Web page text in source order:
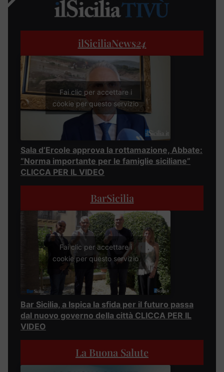
ilSiciliaNews24
Fai clic per accettare i
cookie per questo servizio
Sala d’Ercole approva la rottamazione, Abbate:
“Norma importante per le famiglie siciliane”
CLICCA PER IL VIDEO
BarSicilia
Fai clic per accettare i
cookie per questo servizio
Bar Sicilia, a Ispica la sfida per il futuro passa
dal nuovo governo della città CLICCA PER IL
VIDEO
La Buona Salute